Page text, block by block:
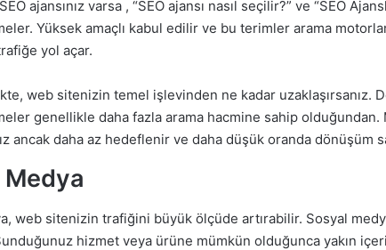
ajansınız varsa , “SEO ajansı nasıl seçilir?” ve “SEO
. Yüksek amaçlı kabul edilir ve bu terimler arama
yol açar.
web sitenizin temel işlevinden ne kadar uzaklaşırsanız.
genellikle daha fazla arama hacmine sahip olduğundan.
ancak daha az hedeflenir ve daha düşük oranda dönüşüm
web sitenizin trafiğini büyük ölçüde artırabilir. Sosyal
hizmet veya ürüne mümkün olduğunca yakın